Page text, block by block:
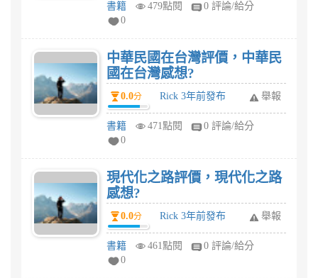
書籍 479點閱
0 評論/給分
0
中華民國在台灣評價，中華民
國在台灣感想?
0.0分 Rick 3年前發布 舉報
書籍 471點閱
0 評論/給分
0
現代化之路評價，現代化之路
感想?
0.0分 Rick 3年前發布 舉報
書籍 461點閱
0 評論/給分
0